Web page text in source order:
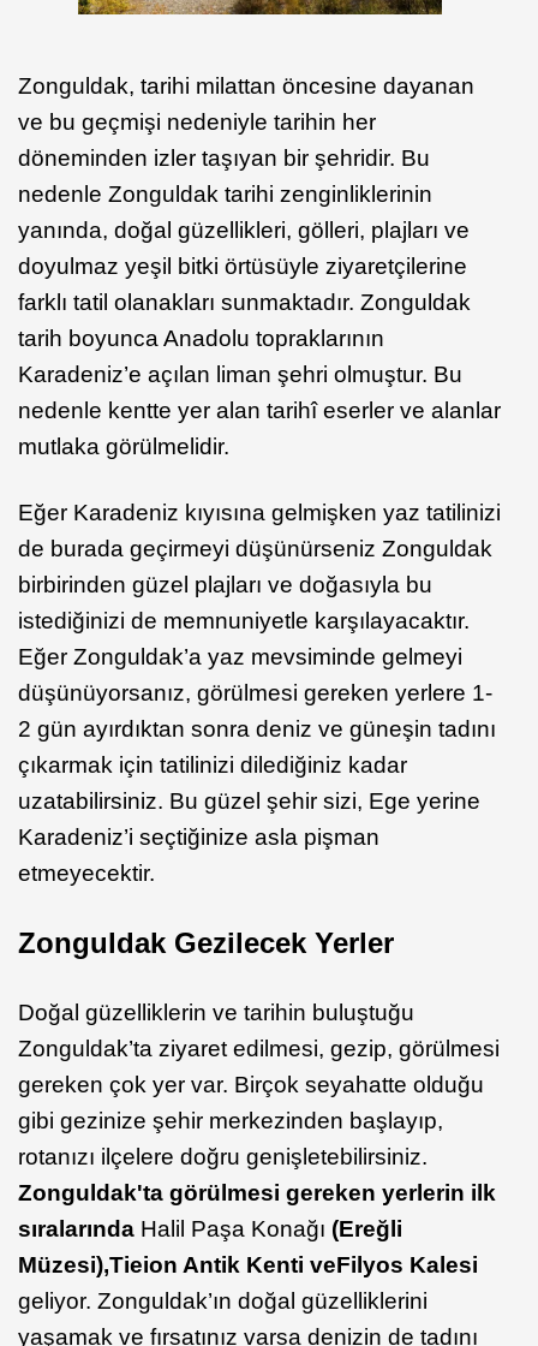
Zonguldak, tarihi milattan öncesine dayanan
ve bu geçmişi nedeniyle tarihin her
döneminden izler taşıyan bir şehridir. Bu
nedenle Zonguldak tarihi zenginliklerinin
yanında, doğal güzellikleri, gölleri, plajları ve
doyulmaz yeşil bitki örtüsüyle ziyaretçilerine
farklı tatil olanakları sunmaktadır. Zonguldak
tarih boyunca Anadolu topraklarının
Karadeniz’e açılan liman şehri olmuştur. Bu
nedenle kentte yer alan tarihî eserler ve alanlar
mutlaka görülmelidir.
Eğer Karadeniz kıyısına gelmişken yaz tatilinizi
de burada geçirmeyi düşünürseniz Zonguldak
birbirinden güzel plajları ve doğasıyla bu
istediğinizi de memnuniyetle karşılayacaktır.
Eğer Zonguldak’a yaz mevsiminde gelmeyi
düşünüyorsanız, görülmesi gereken yerlere 1-
2 gün ayırdıktan sonra deniz ve güneşin tadını
çıkarmak için tatilinizi dilediğiniz kadar
uzatabilirsiniz. Bu güzel şehir sizi, Ege yerine
Karadeniz’i seçtiğinize asla pişman
etmeyecektir.
Zonguldak Gezilecek Yerler
Doğal güzelliklerin ve tarihin buluştuğu
Zonguldak’ta ziyaret edilmesi, gezip, görülmesi
gereken çok yer var. Birçok seyahatte olduğu
gibi gezinize şehir merkezinden başlayıp,
rotanızı ilçelere doğru genişletebilirsiniz.
Zonguldak'ta görülmesi gereken yerlerin ilk
sıralarında Halil Paşa Konağı (Ereğli
Müzesi),Tieion Antik Kenti veFilyos Kalesi
geliyor. Zonguldak’ın doğal güzelliklerini
yaşamak ve fırsatınız varsa denizin de tadını